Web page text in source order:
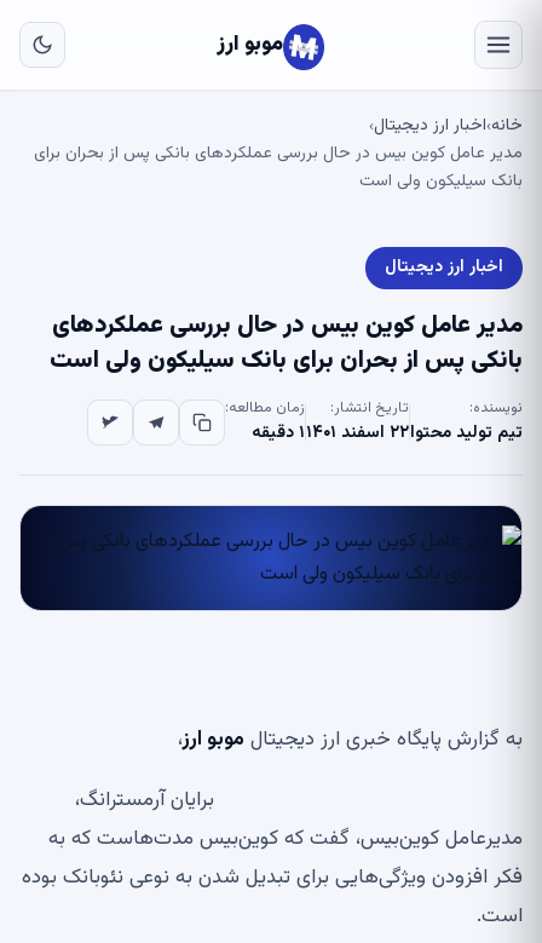
موبو ارز
خانه›اخبار ارز دیجیتال›
مدیر عامل کوین بیس در حال بررسی عملکردهای بانکی پس از بحران برای
بانک سیلیکون ولی است
اخبار ارز دیجیتال
مدیر عامل کوین بیس در حال بررسی عملکردهای
بانکی پس از بحران برای بانک سیلیکون ولی است
نویسنده:
تیم تولید محتوا
تاریخ انتشار:
۲۲ اسفند ۱۴۰۱
زمان مطالعه:
۱ دقیقه
به گزارش پایگاه خبری ارز دیجیتال موبو ارز،
برایان آرمسترانگ،
مدیرعامل کوین‌بیس، گفت که کوین‌بیس مدت‌هاست که به
فکر افزودن ویژگی‌هایی برای تبدیل شدن به نوعی نئوبانک بوده
است.